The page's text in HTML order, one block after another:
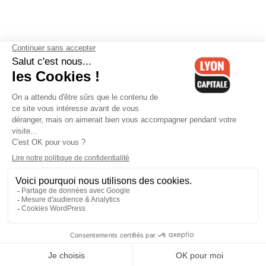
Contactez-nous-Mentions légales-CGV-Politique de
confidentialité-Gestion des cookies
Cedex 06